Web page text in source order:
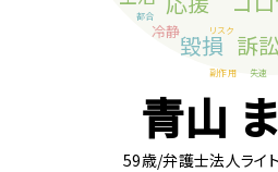
青山
59歳/弁護士法人ライ